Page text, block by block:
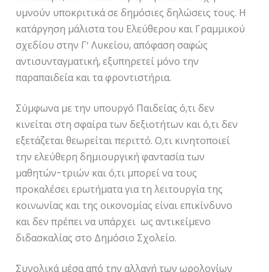
υμνούν υποκριτικά σε δημόσιες δηλώσεις τους. Η
κατάργηση μάλιστα του Ελεύθερου και Γραμμικού
σχεδίου στην Γ’ Λυκείου, απόφαση σαφώς
αντισυνταγματική, εξυπηρετεί μόνο την
παραπαιδεία και τα φροντιστήρια.
Σύμφωνα με την υπουργό Παιδείας ό,τι δεν
κινείται στη σφαίρα των δεξιοτήτων και ό,τι δεν
εξετάζεται θεωρείται περιττό. Ο,τι κινητοποιεί
την ελεύθερη δημιουργική φαντασία των
μαθητών-τριών και ό,τι μπορεί να τους
προκαλέσει ερωτήματα για τη λειτουργία της
κοινωνίας και της οικονομίας είναι επικίνδυνο
και δεν πρέπει να υπάρχει ως αντικείμενο
διδασκαλίας στο Δημόσιο Σχολείο.
Συνολικά μέσα από την αλλαγή των ωρολογίων